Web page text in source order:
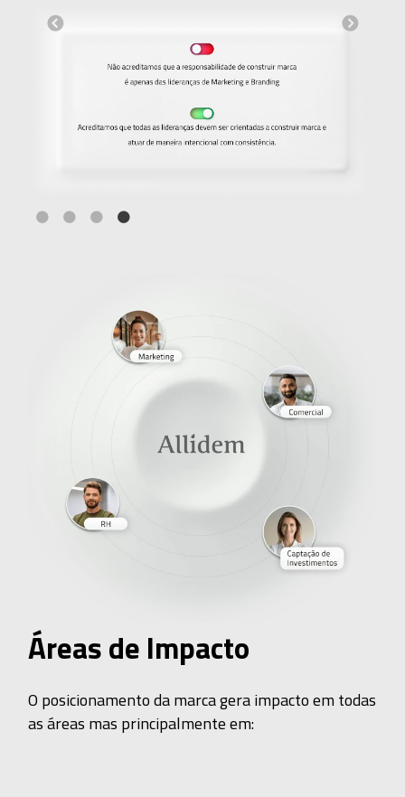
Áreas de Impacto
O posicionamento da marca gera impacto em todas
as áreas mas principalmente em: